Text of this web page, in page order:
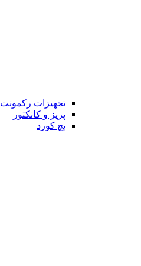
تجهیزات رکمونت
پریز و کانکتور
پچ کورد